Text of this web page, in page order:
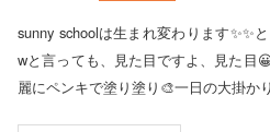
sunny schoolは生まれ変わります✨✨
wと言っても、見た目ですよ、見た目
麗にペンキで塗り塗り🎨一日の大掛